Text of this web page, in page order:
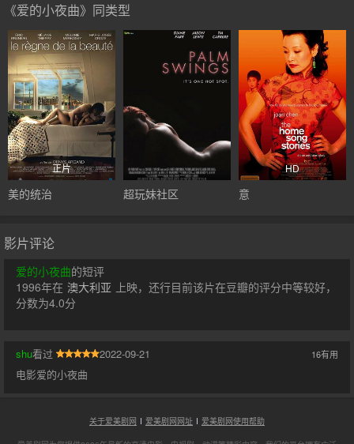
《爱的小夜曲》同类型
正片
美的统治 超玩妹社区
HD
意
影片评论
爱的小夜曲的短评
1996年在 澳大利亚 上映，还行目前该片在豆瓣的评分中等较好，
分数为4.0分
16有用
shu看过
2022-09-21
电影爱的小夜曲
关于爱美剧网 爱美剧网网址 爱美剧网使用帮助